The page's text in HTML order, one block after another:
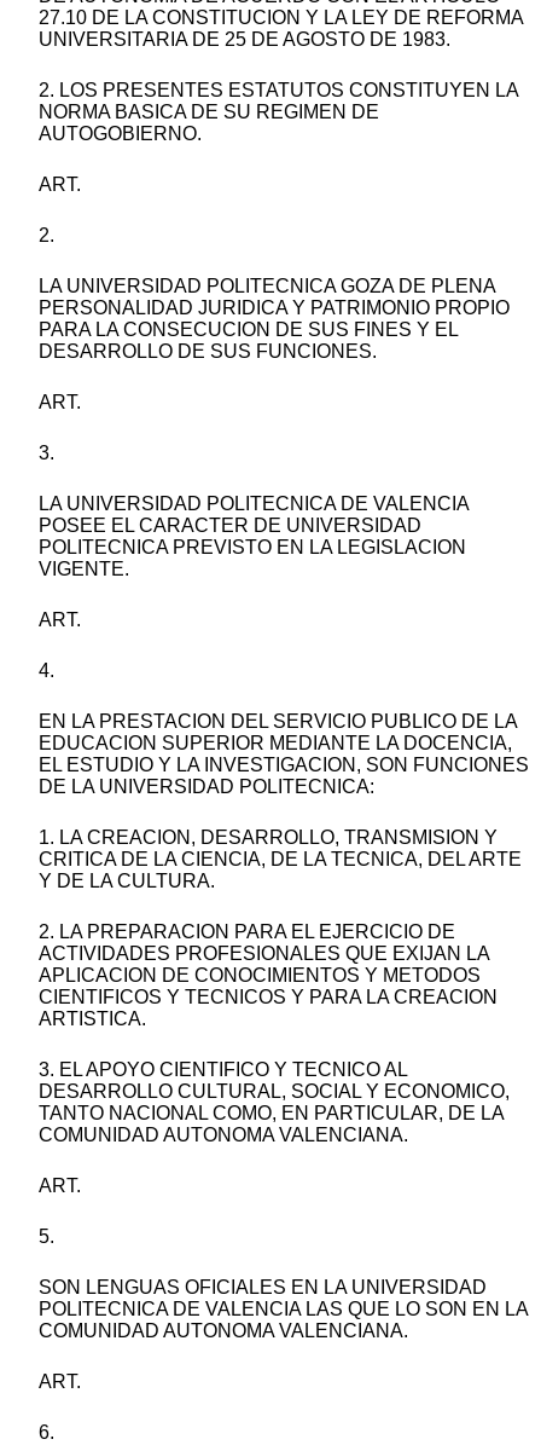
27.10 DE LA CONSTITUCION Y LA LEY DE REFORMA
UNIVERSITARIA DE 25 DE AGOSTO DE 1983.
2. LOS PRESENTES ESTATUTOS CONSTITUYEN LA
NORMA BASICA DE SU REGIMEN DE
AUTOGOBIERNO.
ART.
2.
LA UNIVERSIDAD POLITECNICA GOZA DE PLENA
PERSONALIDAD JURIDICA Y PATRIMONIO PROPIO
PARA LA CONSECUCION DE SUS FINES Y EL
DESARROLLO DE SUS FUNCIONES.
ART.
3.
LA UNIVERSIDAD POLITECNICA DE VALENCIA
POSEE EL CARACTER DE UNIVERSIDAD
POLITECNICA PREVISTO EN LA LEGISLACION
VIGENTE.
ART.
4.
EN LA PRESTACION DEL SERVICIO PUBLICO DE LA
EDUCACION SUPERIOR MEDIANTE LA DOCENCIA,
EL ESTUDIO Y LA INVESTIGACION, SON FUNCIONES
DE LA UNIVERSIDAD POLITECNICA:
1. LA CREACION, DESARROLLO, TRANSMISION Y
CRITICA DE LA CIENCIA, DE LA TECNICA, DEL ARTE
Y DE LA CULTURA.
2. LA PREPARACION PARA EL EJERCICIO DE
ACTIVIDADES PROFESIONALES QUE EXIJAN LA
APLICACION DE CONOCIMIENTOS Y METODOS
CIENTIFICOS Y TECNICOS Y PARA LA CREACION
ARTISTICA.
3. EL APOYO CIENTIFICO Y TECNICO AL
DESARROLLO CULTURAL, SOCIAL Y ECONOMICO,
TANTO NACIONAL COMO, EN PARTICULAR, DE LA
COMUNIDAD AUTONOMA VALENCIANA.
ART.
5.
SON LENGUAS OFICIALES EN LA UNIVERSIDAD
POLITECNICA DE VALENCIA LAS QUE LO SON EN LA
COMUNIDAD AUTONOMA VALENCIANA.
ART.
6.